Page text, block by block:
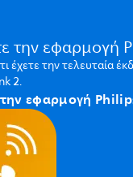
την εφαρμογή
έχετε την τελευταία
2.
εφαρμογή